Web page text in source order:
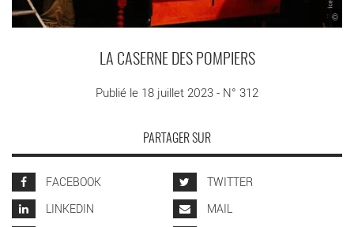
©
LA CASERNE DES POMPIERS
Publié le 18 juillet 2023 - N° 312
PARTAGER SUR
FACEBOOK
TWITTER
LINKEDIN
MAIL